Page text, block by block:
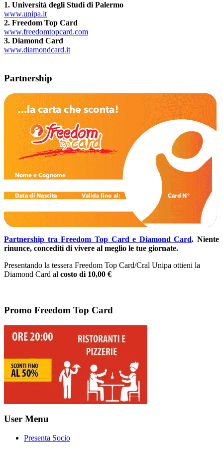
1. Università degli Studi di Palermo
www.unipa.it
2. Freedom Top Card
www.freedomtopcard.com
3. Diamond Card
www.diamondcard.it
Partnership
Partnership tra Freedom Top Card e Diamond Card. Niente
rinunce, concediti di vivere al meglio le tue giornate.
Presentando la tessera Freedom Top Card/Cral Unipa ottieni la
Diamond Card al costo di 10,00 €
Promo Freedom Top Card
User Menu
Presenta Socio